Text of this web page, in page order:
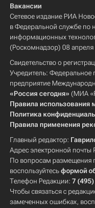
Вакансии
Сетевое издание РИА
в Федеральной службе по
информационных
(Роскомнадзор) 08 апреля
Свидетельство о
Учредитель: Федеральное
предприятие
«Россия сегодня» (МИА
Правила использования
Политика
Правила применения
Главный редактор:
Адрес электронной почты
По вопросам размещения
воспользуйтесьформой
Телефон Редакции: 7
Чтобы связаться с
замеченных ошибках,